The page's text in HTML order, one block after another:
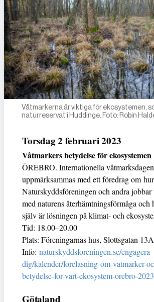
Våtmarkerna är viktiga för ekosystemen,
naturreservat i Huddinge. Foto: Robin
Torsdag 2 februari 2023
Våtmarkers betydelse för ekosystemen
ÖREBRO. Internationella våtmarksdagen
uppmärksammas med ett föredrag om hur
Naturskyddsföreningen och andra jobbar
med naturens återhämtningsförmåga och
själv är lösningen på klimat- och
Tid: 18.00–20.00
Plats: Föreningarnas hus, Slottsgatan
Info: naturskyddsforeningen.se/engagera-
dig/kalender/forelasning-om-vatmarker-
betydelse-for-vart-ekosystem-orebro-